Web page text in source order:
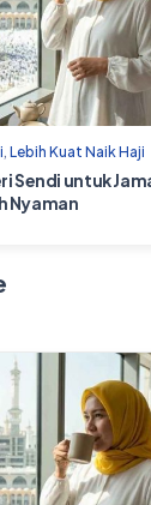
Lebih Kuat Naik Haji
Sendi untuk
Nyaman